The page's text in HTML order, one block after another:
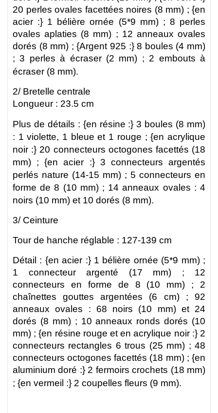
20 perles ovales facettées noires (8 mm) ; {en
acier :} 1 bélière ornée (5*9 mm) ; 8 perles
ovales aplaties (8 mm) ; 12 anneaux ovales
dorés (8 mm) ; {Argent 925 :} 8 boules (4 mm)
; 3 perles à écraser (2 mm) ; 2 embouts à
écraser (8 mm).
2/ Bretelle centrale
Longueur : 23.5 cm
Plus de détails : {en résine :} 3 boules (8 mm)
: 1 violette, 1 bleue et 1 rouge ;{en acrylique
noir :} 20 connecteurs octogones facettés (18
mm) ; {en acier :} 3 connecteurs argentés
perlés nature (14-15 mm) ; 5 connecteurs en
forme de 8 (10 mm) ; 14 anneaux ovales : 4
noirs (10 mm) et 10 dorés (8 mm).
3/ Ceinture
Tour de hanche réglable : 127-139 cm
Détail : {en acier :} 1 bélière ornée (5*9 mm) ;
1 connecteur argenté (17 mm) ; 12
connecteurs en forme de 8 (10 mm) ; 2
chaînettes gouttes argentées (6 cm) ; 92
anneaux ovales : 68 noirs (10 mm) et 24
dorés (8 mm) ; 10 anneaux ronds dorés (10
mm) ; {en résine rouge et en acrylique noir :} 2
connecteurs rectangles 6 trous (25 mm) ; 48
connecteurs octogones facettés (18 mm) ; {en
aluminium doré :} 2 fermoirs crochets (18 mm)
; {en vermeil :} 2 coupelles fleurs (9 mm).